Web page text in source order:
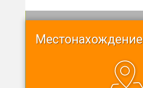
Местонахождение